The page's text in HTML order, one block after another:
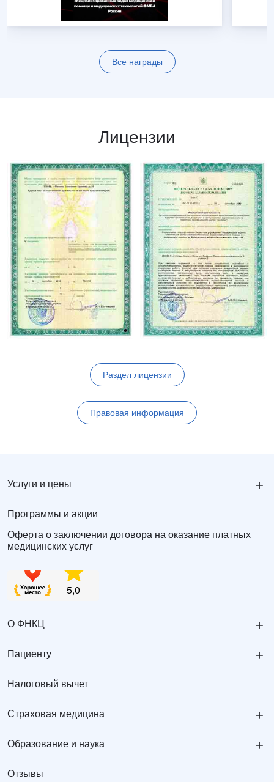
Все награды
Лицензии
Раздел лицензии
Правовая информация
Услуги и цены +
Программы и акции
Оферта о заключении договора на оказание платных
медицинских услуг
О ФНКЦ +
Пациенту +
Налоговый вычет
Страховая медицина +
Образование и наука +
Отзывы